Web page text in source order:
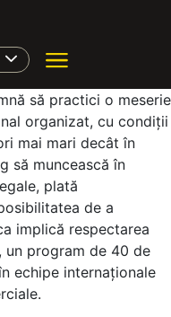
să practici o meserie
organizat, cu condiții
mai mari decât în
să muncească în
plată
de a
implică respectarea
un program de 40 de
echipe internaționale